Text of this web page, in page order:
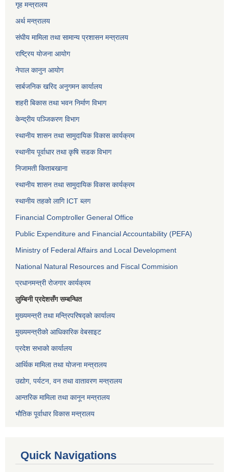
गृह मन्त्रालय
अर्थ मन्त्रालय
संघीय मामिला तथा सामान्य प्रशासन मन्त्रालय
राष्ट्रिय योजना आयोग
नेपाल कानुन आयोग
सार्बजनिक खरिद अनुगमन कार्यालय
शहरी बिकास तथा भवन निर्माण विभाग
केन्द्रीय पञ्जिकरण विभाग
स्थानीय शासन तथा सामुदायिक विकास कार्यक्रम
स्थानीय पूर्वाधार तथा कृषि सडक विभाग
निजामती किताबखाना
स्थानीय शासन तथा सामुदायिक विकास कार्यक्रम
स्थानीय तहको लागि ICT ब्लग
Financial Comptroller General Office
Public Expenditure and Financial Accountability (PEFA)
Ministry of Federal Affairs and Local Development
National Natural Resources and Fiscal Commision
प्रधानमन्त्री रोजगार कार्यक्रम
लुम्बिनी प्रदेशसँग सम्बन्धित
मुख्यमन्त्री तथा मन्त्रिपरिषद्को कार्यालय
मुख्यमन्त्रीको आधिकारिक वेबसाइट
प्रदेश सभाको कार्यालय
आर्थिक मामिला तथा योजना मन्त्रालय
उद्योग, पर्यटन, वन तथा वातावरण मन्त्रालय
आन्तरिक मामिला तथा कानून मन्त्रालय
भौतिक पूर्वाधार विकास मन्त्रालय
Quick Navigations